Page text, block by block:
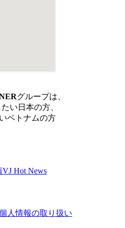
グループは、
い日本の方、
ベトナムの方
VJ Hot News
人情報の取り扱い